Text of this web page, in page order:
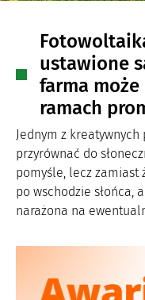
ustawione
farma może
ramach
Jednym z
przyrównać do
pomyśle, lecz zamiast
po wschodzie słońca,
narażona na